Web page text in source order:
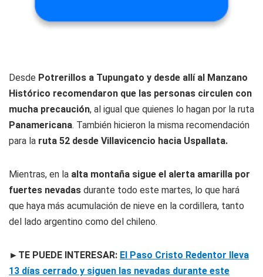
Desde Potrerillos a Tupungato y desde allí al Manzano
Histórico recomendaron que las personas circulen con
mucha precaución, al igual que quienes lo hagan por la ruta
Panamericana. También hicieron la misma recomendación
para la ruta 52 desde Villavicencio hacia Uspallata.
Mientras, en la alta montaña sigue el alerta amarilla por
fuertes nevadas durante todo este martes, lo que hará
que haya más acumulación de nieve en la cordillera, tanto
del lado argentino como del chileno.
►TE PUEDE INTERESAR: El Paso Cristo Redentor lleva
13 días cerrado y siguen las nevadas durante este